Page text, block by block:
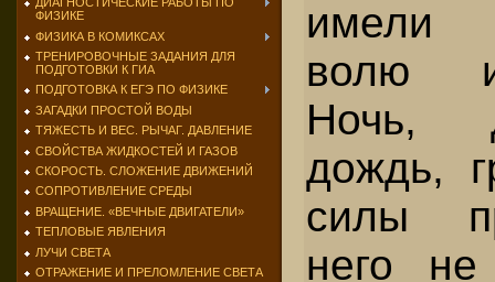
ФИЗИКЕ
ФИЗИКА В КОМИКСАХ
ТРЕНИРОВОЧНЫЕ ЗАДАНИЯ ДЛЯ
ПОДГОТОВКИ К ГИА
ПОДГОТОВКА К ЕГЭ ПО ФИЗИКЕ
ЗАГАДКИ ПРОСТОЙ ВОДЫ
ТЯЖЕСТЬ И ВЕС. РЫЧАГ. ДАВЛЕНИЕ
СВОЙСТВА ЖИДКОСТЕЙ И ГАЗОВ
СКОРОСТЬ. СЛОЖЕНИЕ ДВИЖЕНИЙ
СОПРОТИВЛЕНИЕ СРЕДЫ
ВРАЩЕНИЕ. «ВЕЧНЫЕ ДВИГАТЕЛИ»
ТЕПЛОВЫЕ ЯВЛЕНИЯ
ЛУЧИ СВЕТА
ОТРАЖЕНИЕ И ПРЕЛОМЛЕНИЕ СВЕТА
имели
волю
Ночь,
дождь,
силы
него не